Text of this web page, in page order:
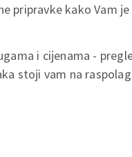
pripravke kako Vam
i cijenama -
stoji vam na